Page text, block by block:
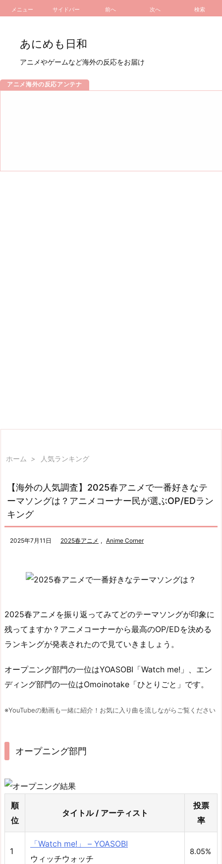
メニュー サイドバー 前へ 次へ 検索
あにめも日和
アニメやゲームなど海外の反応をお届け
アニメ海外の反応アンテナ
ホーム > 人気ランキング
【海外の人気調査】2025春アニメで一番好きなテ
ーマソングは？アニメコーナー民が選ぶOP/EDラン
キング
2025年7月11日 2025春アニメ , Anime Corner
2025春アニメを振り返ってみてどのテーマソングが印象に
残ってますか？アニメコーナーから最高のOP/EDを決める
ランキングが発表されたので見ていきましょう。
オープニング部門の一位はYOASOBI「Watch me!」、エン
ディング部門の一位はOmoinotake「ひとりごと」です。
※YouTubeの動画も一緒に紹介！お気に入り曲を流しながらご覧ください
オープニング部門
順
位
タイトル / アーティスト
投票
率
1
「Watch me!」 – YOASOBI
ウィッチウォッチ
8.05%